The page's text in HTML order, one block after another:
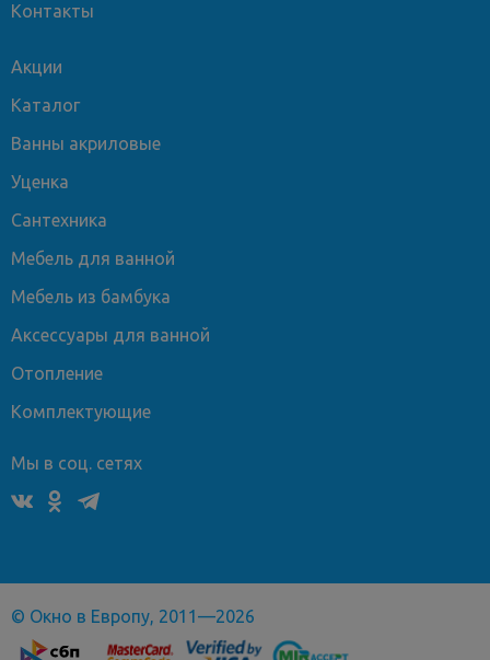
Контакты
Акции
Каталог
Ванны акриловые
Уценка
Сантехника
Мебель для ванной
Мебель из бамбука
Аксессуары для ванной
Отопление
Комплектующие
Мы в соц. сетях
© Окно в Европу, 2011—2026